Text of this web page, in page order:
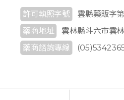
許可執照字號
雲縣藥販字
藥商地址
雲林縣斗六市雲
藥商諮詢專線